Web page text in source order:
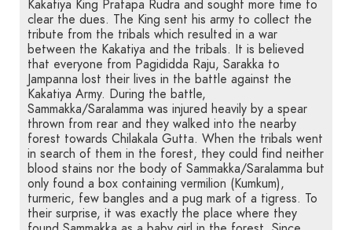
Kakatiya King Pratapa Rudra and sought more time to
clear the dues. The King sent his army to collect the
tribute from the tribals which resulted in a war
between the Kakatiya and the tribals. It is believed
that everyone from Pagididda Raju, Sarakka to
Jampanna lost their lives in the battle against the
Kakatiya Army. During the battle,
Sammakka/Saralamma was injured heavily by a spear
thrown from rear and they walked into the nearby
forest towards Chilakala Gutta. When the tribals went
in search of them in the forest, they could find neither
blood stains nor the body of Sammakka/Saralamma but
only found a box containing vermilion (Kumkum),
turmeric, few bangles and a pug mark of a tigress. To
their surprise, it was exactly the place where they